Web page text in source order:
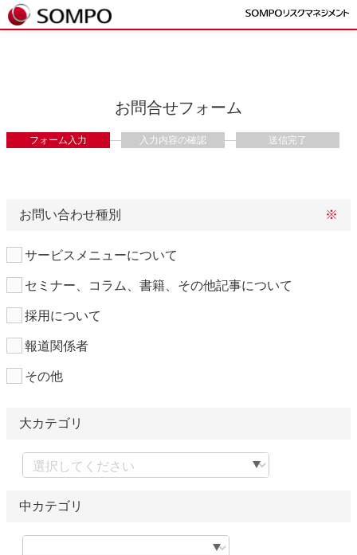
お問合せフォーム
フォーム入力 入力内容の確認 送信完了
お問い合わせ種別
サービスメニューについて
セミナー、コラム、書籍、その他記事について
採用について
報道関係者
その他
大カテゴリ
中カテゴリ